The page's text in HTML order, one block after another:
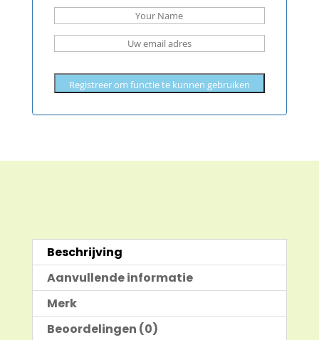
Registreer om functie te kunnen gebruiken
Beschrijving
Aanvullende informatie
Merk
Beoordelingen (0)